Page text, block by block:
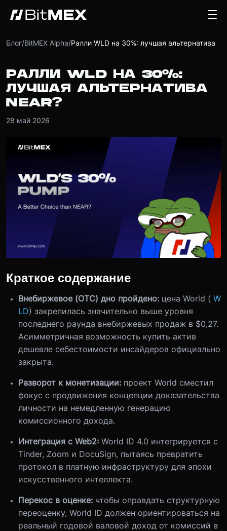
Блог/BitMEX Alpha/
РАЛЛИ WLD НА 30%:
ЛУЧШАЯ АЛЬТЕРНАТИВА
NEAR?
28 май 2026
Краткое содержание
Внебиржевое (OTC) дно пройдено: цена World ( W
LD) закрепилась значительно выше уровня
последнего раунда внебиржевых продаж в $0,27.
Асимметричная возможность купить актив
дешевле себестоимости инсайдеров официально
закрыта.
Разворот к монетизации: проект World сместил
фокус с продвижения концепции доказательства
личности на немедленную генерацию
комиссионного дохода.
Интеграция с Web2: World ID 4.0 интегрируется с
Tinder, Zoom и DocuSign, пытаясь превратить
протокол в платную инфраструктуру для эпохи
искусственного интеллекта.
Перекос в оценке: чтобы оправдать структурную
переоценку, World ID должен ориентироваться на
реальный годовой валовой доход от комиссий в